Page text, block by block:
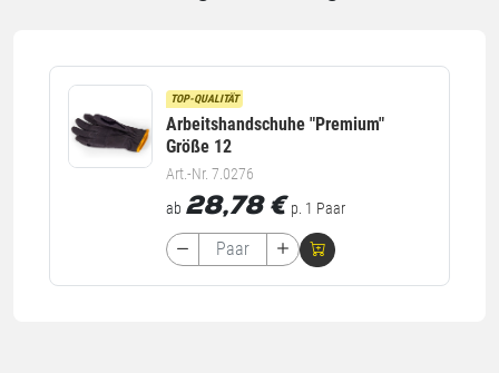
TOP-QUALITÄT
Arbeitshandschuhe "Premium"
Größe 12
Art.-Nr. 7.0276
ab 28,78 € p. 1 Paar